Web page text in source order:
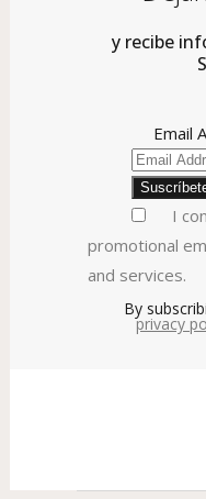
y recibe
Email
I
promotional
and services.
By
privacy